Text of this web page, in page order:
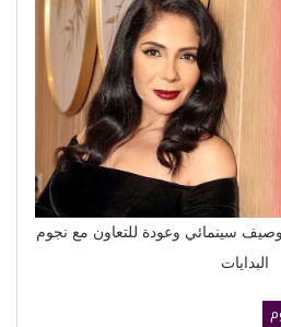
سينمائي وعودة للتعاون مع نجوم
البدايات